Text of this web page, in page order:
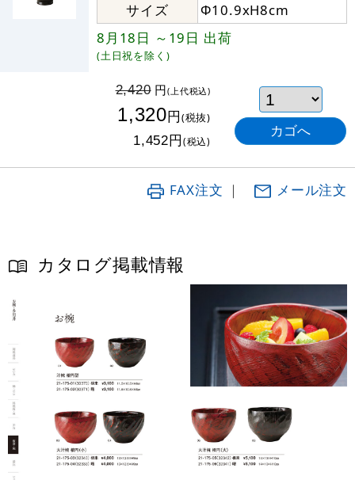
サイズ
Φ10.9xH8cm
8月18日 ～19日 出荷
(土日祝を除く)
2,420円(上代税込)
1,320円(税抜)
1,452円(税込)
FAX注文 ｜ メール注文
カタログ掲載情報